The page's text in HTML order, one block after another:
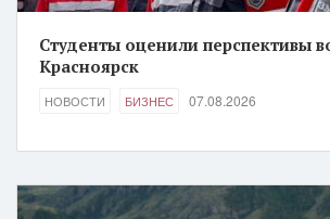
Студенты оценили перспективы
Красноярск
НОВОСТИ БИЗНЕС 07.08.2026